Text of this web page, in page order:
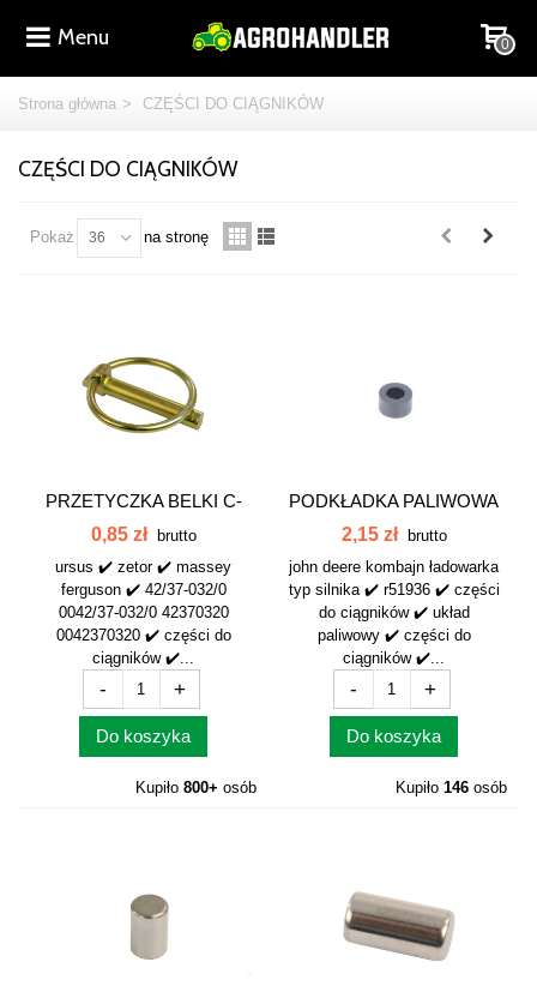
Menu 0
Strona główna > CZĘŚCI DO CIĄGNIKÓW
CZĘŚCI DO CIĄGNIKÓW
Pokaż 36 na stronę
PRZETYCZKA BELKI C-
360 C-330...
0,85 zł
brutto
ursus ✔️ zetor ✔️ massey
ferguson ✔️ 42/37-032/0
0042/37-032/0 42370320
0042370320 ✔️ części do
ciągników ✔️...
- +
Do koszyka
Kupiło 800+ osób
PODKŁADKA PALIWOWA
GUMKA WTRYSKU...
2,15 zł
brutto
john deere kombajn ładowarka
typ silnika ✔️ r51936 ✔️ części
do ciągników ✔️ układ
paliwowy ✔️ części do
ciągników ✔️...
- +
Do koszyka
Kupiło 146 osób